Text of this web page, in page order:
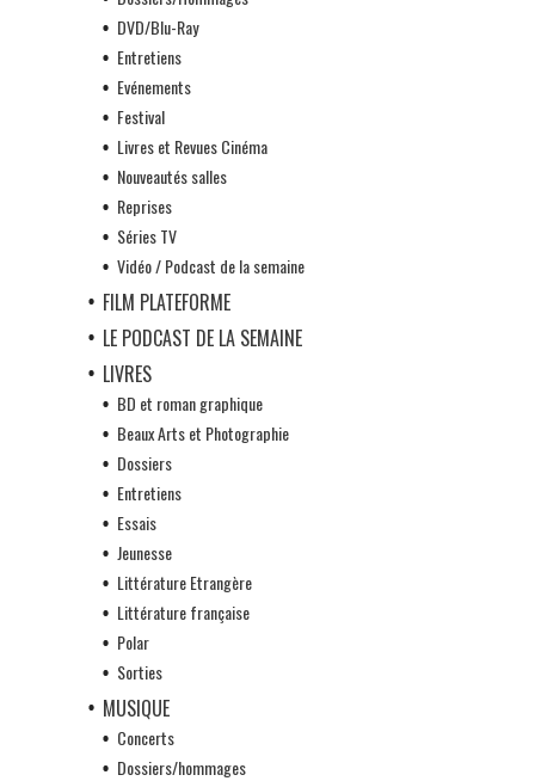
DVD/Blu-Ray
Entretiens
Evénements
Festival
Livres et Revues Cinéma
Nouveautés salles
Reprises
Séries TV
Vidéo / Podcast de la semaine
FILM PLATEFORME
LE PODCAST DE LA SEMAINE
LIVRES
BD et roman graphique
Beaux Arts et Photographie
Dossiers
Entretiens
Essais
Jeunesse
Littérature Etrangère
Littérature française
Polar
Sorties
MUSIQUE
Concerts
Dossiers/hommages